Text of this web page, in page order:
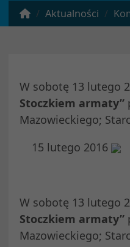
Aktualności
W sobotę 13 lutego
Stoczkiem armaty”
Mazowieckiego;
15 lutego 2016
W sobotę 13 lutego
Stoczkiem armaty”
Mazowieckiego;